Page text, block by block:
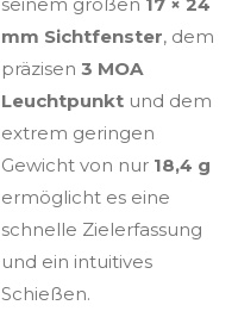
mm Sichtfenster, dem
präzisen 3 MOA
Leuchtpunkt und dem
extrem geringen
Gewicht von nur 18,4 g
ermöglicht es eine
schnelle Zielerfassung
und ein intuitives
Schießen.